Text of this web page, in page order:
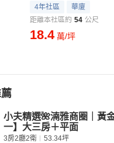
4年社區
華廈
距離本社區約 54 公尺
18.4 萬/坪
小夫精選🌺湳雅商圈｜黃
一】大三房＋平面
3房2廳2衛 53.34坪